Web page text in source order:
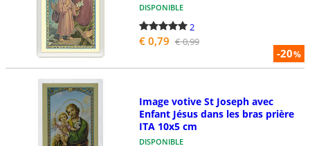
-20%
DISPONIBLE
2
€ 0,79 € 0,99
Image votive St Joseph avec
Enfant Jésus dans les bras prière
ITA 10x5 cm
DISPONIBLE